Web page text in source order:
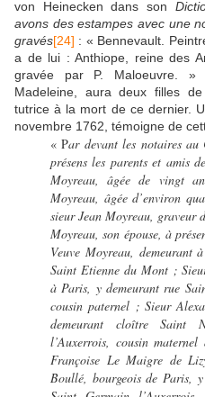
von Heinecken dans son
avons des estampes avec une
gravés[24] : « Bennevault.
a de lui : Anthiope, reine des
gravée par P. Maloeuvre. »
Madeleine, aura deux filles
tutrice à la mort de ce dernier.
novembre 1762, témoigne de
« Par devant les notaires au
présens les parents et amis
Moyreau, âgée de vingt
Moyreau, âgée d’environ
sieur Jean Moyreau, graveur
Moyreau, son épouse, à
Veuve Moyreau, demeurant
Saint Etienne du Mont ;
à Paris, y demeurant rue
cousin paternel ; Sieur
demeurant cloître Saint
l’Auxerrois, cousin
Françoise Le Maigre de
Boullé, bourgeois de Paris,